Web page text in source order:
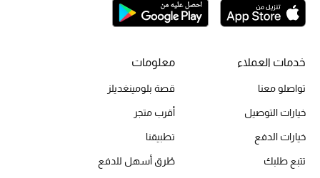
أحذية النسائية
الأحذية الرجالية
أبرز المصممين
خدمات العملاء
تواصلو معنا
خيارات التوصيل
خيارات الدفع
تتبع طلبك
معلومات
قصة بلومينغديلز
أقرب متجر
تطبيقنا
طُرق أسهل للدفع